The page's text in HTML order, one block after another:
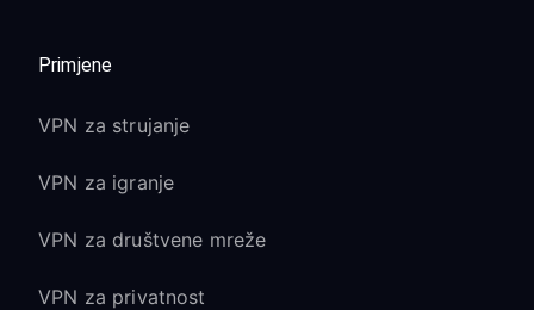
Primjene
VPN za strujanje
VPN za igranje
VPN za društvene mreže
VPN za privatnost